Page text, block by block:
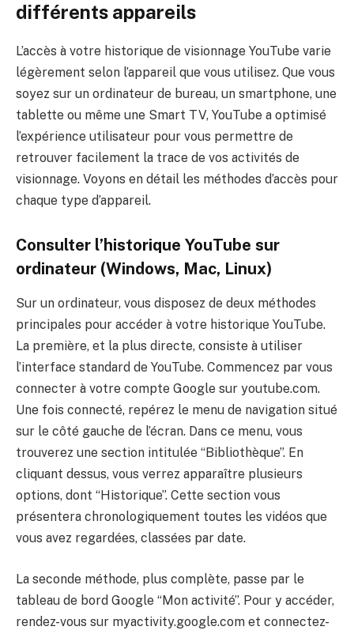
différents appareils
L’accès à votre historique de visionnage YouTube varie
légèrement selon l’appareil que vous utilisez. Que vous
soyez sur un ordinateur de bureau, un smartphone, une
tablette ou même une Smart TV, YouTube a optimisé
l’expérience utilisateur pour vous permettre de
retrouver facilement la trace de vos activités de
visionnage. Voyons en détail les méthodes d’accès pour
chaque type d’appareil.
Consulter l’historique YouTube sur
ordinateur (Windows, Mac, Linux)
Sur un ordinateur, vous disposez de deux méthodes
principales pour accéder à votre historique YouTube.
La première, et la plus directe, consiste à utiliser
l’interface standard de YouTube. Commencez par vous
connecter à votre compte Google sur youtube.com.
Une fois connecté, repérez le menu de navigation situé
sur le côté gauche de l’écran. Dans ce menu, vous
trouverez une section intitulée “Bibliothèque”. En
cliquant dessus, vous verrez apparaître plusieurs
options, dont “Historique”. Cette section vous
présentera chronologiquement toutes les vidéos que
vous avez regardées, classées par date.
La seconde méthode, plus complète, passe par le
tableau de bord Google “Mon activité”. Pour y accéder,
rendez-vous sur myactivity.google.com et connectez-